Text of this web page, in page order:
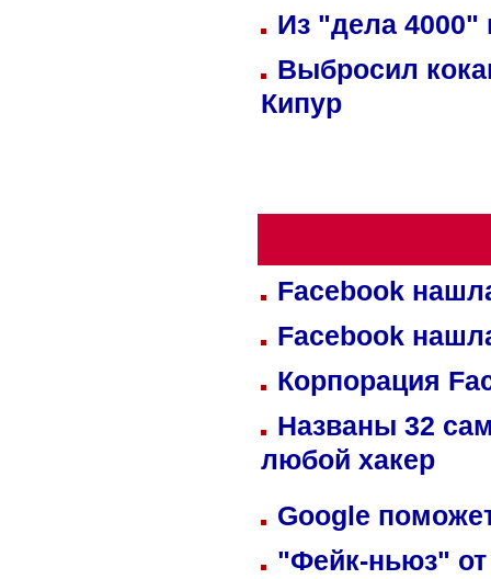
Из "дела 4000"
Выбросил
Кипур
Facebook
Facebook
Корпорация
Названы 32
любой хакер
Google
"Фейк-ньюз" от